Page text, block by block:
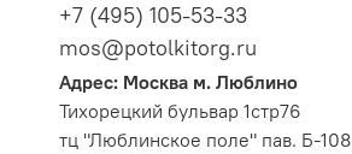
+7 (495) 105-53-33
mos@potolkitorg.ru
Адрес: Москва м. Люблино
Тихорецкий бульвар 1стр76
тц "Люблинское поле" пав. Б-108